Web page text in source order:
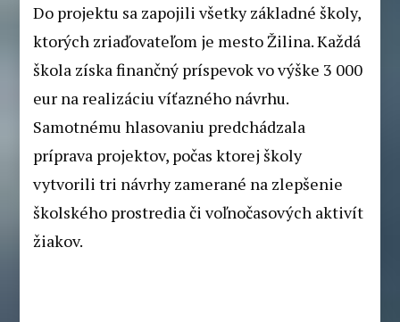
Do projektu sa zapojili všetky základné školy,
ktorých zriaďovateľom je mesto Žilina. Každá
škola získa finančný príspevok vo výške 3 000
eur na realizáciu víťazného návrhu.
Samotnému hlasovaniu predchádzala
príprava projektov, počas ktorej školy
vytvorili tri návrhy zamerané na zlepšenie
školského prostredia či voľnočasových aktivít
žiakov.